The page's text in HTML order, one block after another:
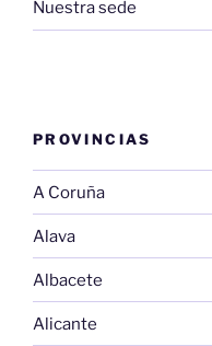
Nuestra sede
PROVINCIAS
A Coruña
Alava
Albacete
Alicante